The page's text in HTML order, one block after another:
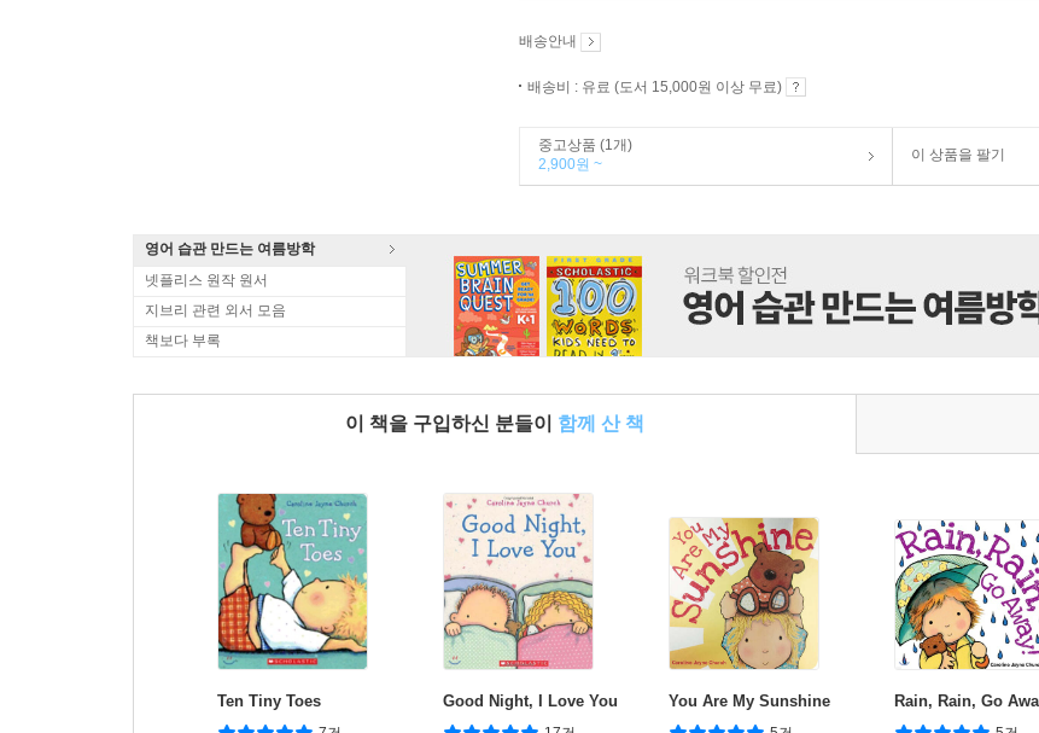
배송안내
배송비 : 유료 (도서 15,000원 이상 무료)
중고상품 (1개)
2,900원 ~
이 상품을 팔기
영어 습관 만드는 여름방학
넷플리스 원작 원서
지브리 관련 외서 모음
책보다 부록
이 책을 구입하신 분들이 함께 산 책
Ten Tiny Toes Good Night, I Love You You Are My Sunshine Rain, Rain, Go